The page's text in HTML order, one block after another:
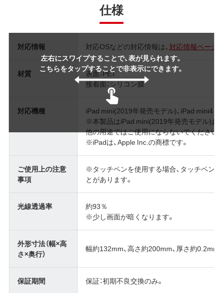
仕様
左右にスワイプすることで、表が見られます。
こちらをタップすることで非表示にできます。
対応情報 対応OSなどの対応情報は、 対応情報ページ
材質
表面：PET
接着面：シリコン膜
対応機種
iPad mini(2019年発売モデル)、iPad mini4
※本製品はiPad mini(2019年発売モデル)お
他の用途ではご使用にならないでください。
※iPadは、Apple Inc.の商標です。
ご使用上の注意
事項
※タッチペンを使用する場合、タッチペン
とがあります。
光線透過率
約93％
※少し画面が暗くなります。
外形寸法（幅×高
さ×奥行）
幅約132mm、高さ約200mm、厚さ約0.2mm
保証期間 保証：初期不良交換のみ。